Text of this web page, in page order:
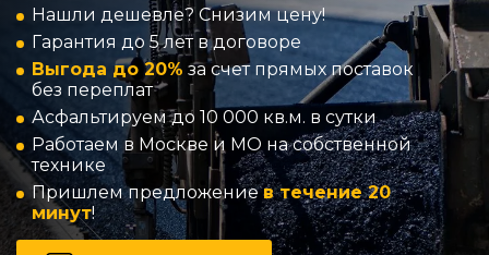
Нашли дешевле? Снизим цену!
Гарантия до 5 лет в договоре
Выгода до 20% за счет прямых поставок
без переплат
Асфальтируем до 10 000 кв.м. в сутки
Работаем в Москве и МО на собственной
технике
Пришлем предложениев течение 20
минут!